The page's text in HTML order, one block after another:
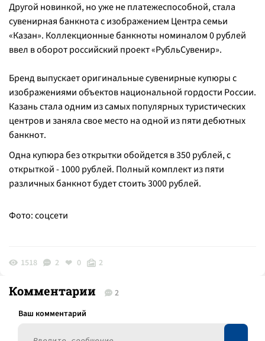
Другой новинкой, но уже не платежеспособной, стала
сувенирная банкнота с изображением Центра семьи
«Казан». Коллекционные банкноты номиналом 0 рублей
ввел в оборот российский проект «РубльСувенир».
Бренд выпускает оригинальные сувенирные купюры с
изображениями объектов национальной гордости России.
Казань стала одним из самых популярных туристических
центров и заняла свое место на одной из пяти дебютных
банкнот.
Одна купюра без открытки обойдется в 350 рублей, с
открыткой - 1000 рублей. Полный комплект из пяти
различных банкнот будет стоить 3000 рублей.
Фото: соцсети
1518 2 0 2
Комментарии 2